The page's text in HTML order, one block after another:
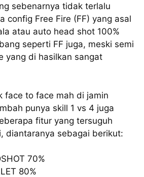
sebenarnya tidak terlalu
config Free Fire (FF) yang asal
atau auto head shot 100%
seperti FF juga, meski semi
yang di hasilkan sangat
face to face mah di jamin
punya skill 1 vs 4 juga
fitur yang tersuguh
diantaranya sebagai berikut:
70%
80%